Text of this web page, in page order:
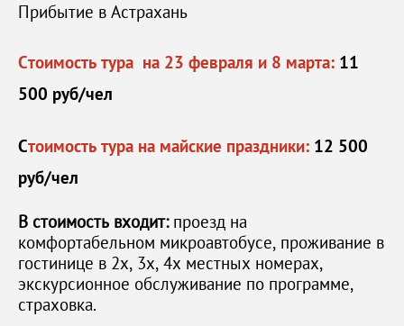
Прибытие в Астрахань
Стоимость тура на 23 февраля и 8 марта: 11
500 руб/чел
Стоимость тура на майские праздники: 12 500
руб/чел
В стоимость входит:проезд на
комфортабельном микроавтобусе, проживание в
гостинице в 2х, 3х, 4х местных номерах,
экскурсионное обслуживание по программе,
страховка.